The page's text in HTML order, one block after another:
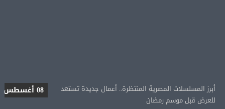
للعرض قبل موسم رمضان